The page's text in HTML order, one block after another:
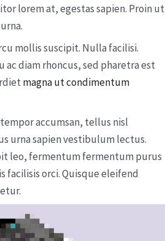
lorem at, egestas sapien. Proin ut
mollis suscipit. Nulla facilisi.
diam rhoncus, sed pharetra est
magna ut condimentum
accumsan, tellus nisl
urna sapien vestibulum lectus.
leo, fermentum fermentum purus
facilisis orci. Quisque eleifend